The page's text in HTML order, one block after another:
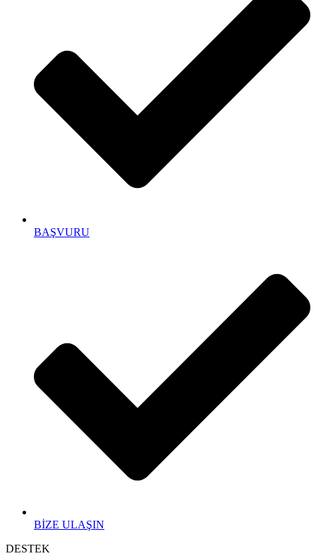
BAŞVURU
BİZE ULAŞIN
DESTEK